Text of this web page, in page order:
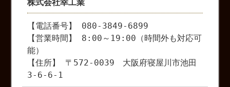
株式会社幸工業
【電話番号】 080-3849-6899
【営業時間】 8:00～19:00（時間外も対応可
能）
【住所】 〒572-0039 大阪府寝屋川市池田
3-6-6-1